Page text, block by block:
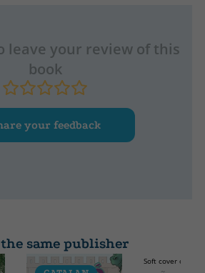
leave your review of this
book
your feedback
same publisher
Soft cover or